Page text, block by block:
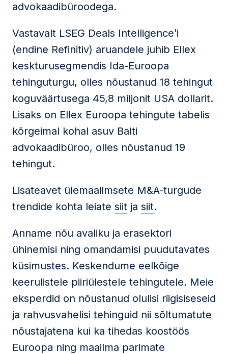
advokaadibüroodega.
Vastavalt LSEG Deals Intelligence’i
(endine Refinitiv) aruandele juhib Ellex
keskturusegmendis Ida-Euroopa
tehinguturgu, olles nõustanud 18 tehingut
koguväärtusega 45,8 miljonit USA dollarit.
Lisaks on Ellex Euroopa tehingute tabelis
kõrgeimal kohal asuv Balti
advokaadibüroo, olles nõustanud 19
tehingut.
Lisateavet ülemaailmsete M&A-turgude
trendide kohta leiate siit ja siit.
Anname nõu avaliku ja erasektori
ühinemisi ning omandamisi puudutavates
küsimustes. Keskendume eelkõige
keerulistele piiriülestele tehingutele. Meie
eksperdid on nõustanud olulisi riigisiseseid
ja rahvusvahelisi tehinguid nii sõltumatute
nõustajatena kui ka tihedas koostöös
Euroopa ning maailma parimate